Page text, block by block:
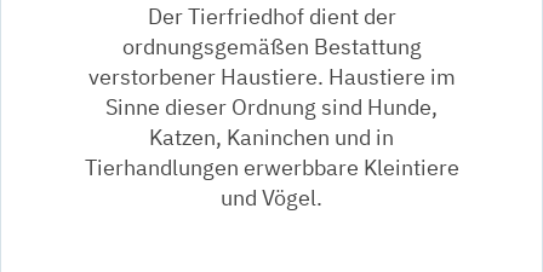
Der Tierfriedhof dient der
ordnungsgemäßen Bestattung
verstorbener Haustiere. Haustiere im
Sinne dieser Ordnung sind Hunde,
Katzen, Kaninchen und in
Tierhandlungen erwerbbare Kleintiere
und Vögel.